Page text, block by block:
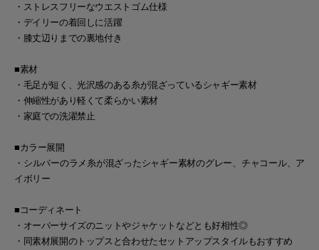
・ストレスフリーなウエストゴム仕様
・デイリーの着回しに活躍
・膝丈辺りまでの裏地付き
■素材
・毛足が短く、光沢感のある糸が混ざっているシャギー素材
・伸縮性があり軽くて柔らかい素材
・家庭での洗濯禁止
■カラー展開
・シルバーのラメ糸が混ざったシャギー素材のグレー、チャコール、ア
イボリー
■コーディネート
・オーバーサイズのニットやジャケットなどとも好相性◎
・同素材展開のトップスと合わせたセットアップスタイルもおすすめ